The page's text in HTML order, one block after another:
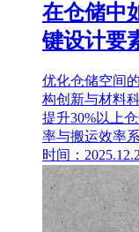
在仓储中
键设计要
优化仓储空间
构创新与材料
提升30%以上
率与搬运效率
时间：